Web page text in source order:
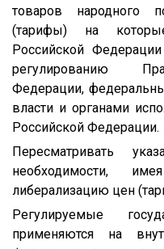
товаров народного
(тарифы) на
Российской
регулированию
Федерации,
власти и органами
Российской Федерации.
Пересматривать
необходимости,
либерализацию цен
Регулируемые
применяются на